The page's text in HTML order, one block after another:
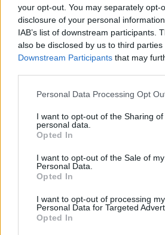
your opt-out. You may separately opt-
disclosure of your personal
IAB’s list of downstream participants.
also be disclosed by us to third parties
Downstream Participants that may
Personal Data Processing Opt
I want to opt-out of the Sharing of
personal data.
Opted In
I want to opt-out of the Sale of my
Personal Data.
Opted In
I want to opt-out of processing my
Personal Data for Targeted
Opted In
Sommerpraten
– Finner roen på hytta
ABONNEMENT